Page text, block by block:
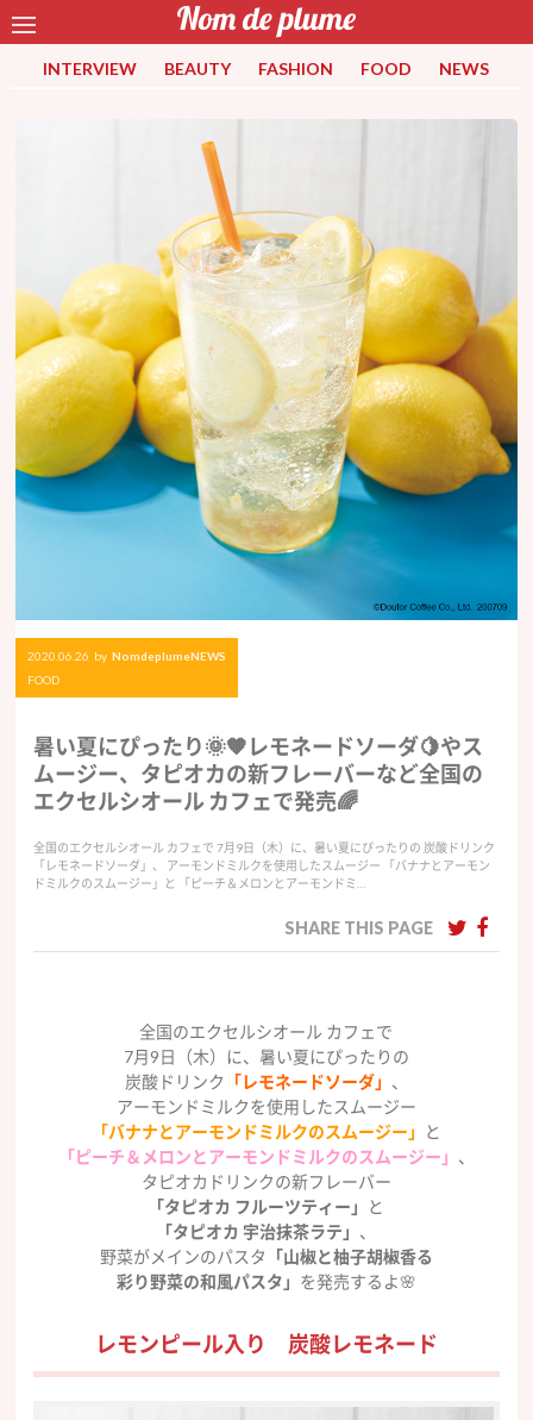
INTERVIEW BEAUTY FASHION FOOD NEWS
2020.06.26 by NomdeplumeNEWS
FOOD
暑い夏にぴったり🌞🧡レモネードソーダ🍋やス
ムージー、タピオカの新フレーバーなど全国の
エクセルシオール カフェで発売🌈
全国のエクセルシオール カフェで 7月9日（木）に、暑い夏にぴったりの 炭酸ドリンク
「レモネードソーダ」、 アーモンドミルクを使用したスムージー 「バナナとアーモン
ドミルクのスムージー」と 「ピーチ＆メロンとアーモンドミ…
SHARE THIS PAGE
全国のエクセルシオール カフェで
7月9日（木）に、暑い夏にぴったりの
炭酸ドリンク
「レモネードソーダ」 、
アーモンドミルクを使用したスムージー
「バナナとアーモンドミルクのスムージー」
と
「ピーチ＆メロンとアーモンドミルクのスムージー」 、
タピオカドリンクの新フレーバー
「タピオカ フルーツティー」 と
「タピオカ 宇治抹茶ラテ」 、
野菜がメインのパスタ
「山椒と柚子胡椒香る
彩り野菜の和風パスタ」 を発売するよ🌸
レモンピール入り 炭酸レモネード